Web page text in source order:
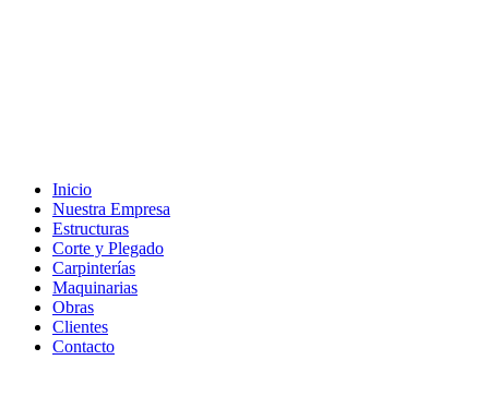
Inicio
Nuestra Empresa
Estructuras
Corte y Plegado
Carpinterías
Maquinarias
Obras
Clientes
Contacto